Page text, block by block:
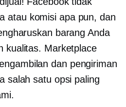
atau komisi apa pun, dan
barang Anda
kualitas. Marketplace
dan pengiriman
salah satu opsi paling